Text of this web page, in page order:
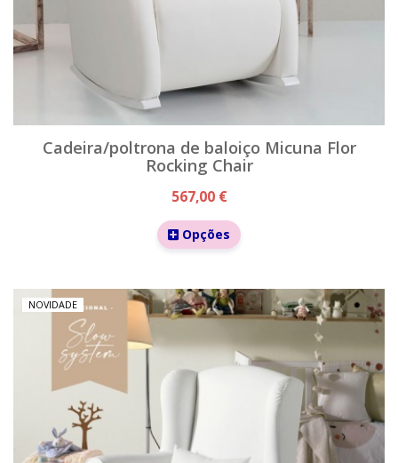
Cadeira/poltrona de baloiço Micuna Flor
Rocking Chair
567,00 €
Opções
NOVIDADE